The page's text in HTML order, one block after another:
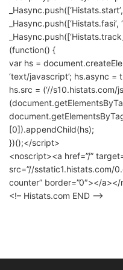
_Hasync.push([‘Histats.fasi’,
(function() {
var hs =
‘text/javascript’; hs.async =
hs.src = (‘//s10.histats.com/
[0]).appendChild(hs);
})();</script>
<noscript><a href=”/”
src=”//sstatic1.histats.com/
counter” border=”0″></
<!– Histats.com END –>